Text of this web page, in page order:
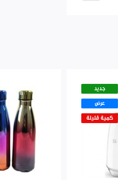
جديد
عرض
كمية قليلة